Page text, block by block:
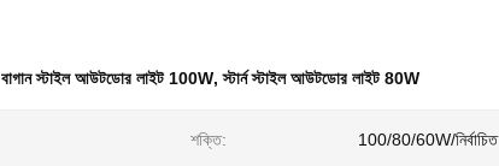
বাগান স্টাইল আউটডোর লাইট 100W,স্টার্ন স্টাইল আউটডোর লাইট 80W
শক্তি: 100/80/60W/নির্বাচিত